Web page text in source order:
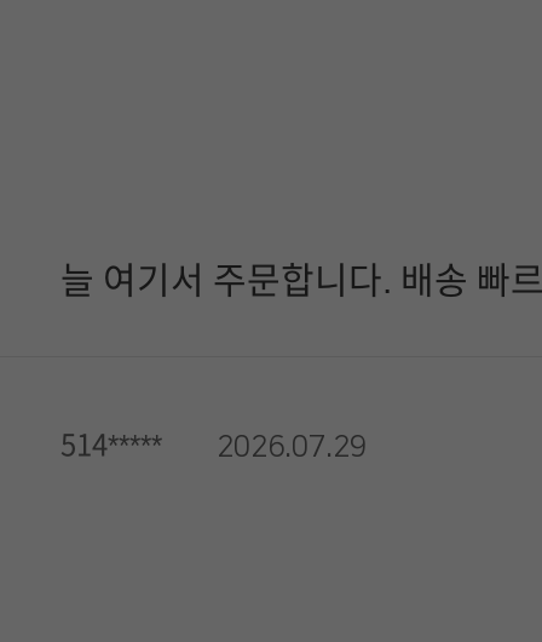
늘 여기서 주문합니다. 배송 빠
514***** 2026.07.29